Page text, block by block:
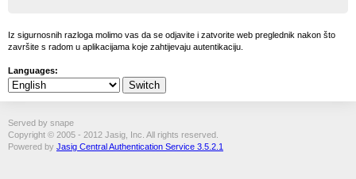
Iz sigurnosnih razloga molimo vas da se odjavite i zatvorite web preglednik nakon što
završite s radom u aplikacijama koje zahtijevaju autentikaciju.
Languages:
Served by snape
Copyright © 2005 - 2012 Jasig, Inc. All rights reserved.
Powered by Jasig Central Authentication Service 3.5.2.1